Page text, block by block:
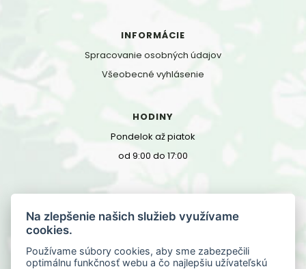
INFORMÁCIE
Spracovanie osobných údajov
Všeobecné vyhlásenie
HODINY
Pondelok až piatok
od 9:00 do 17:00
KONTAKT
040 01 Košice, Slovensko
Na zlepšenie našich služieb využívame
cookies.
Používame súbory cookies, aby sme zabezpečili
optimálnu funkčnosť webu a čo najlepšiu užívateľskú